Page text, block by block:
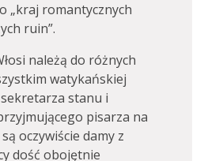
„kraj romantycznych
ruin”.
należą do różnych
watykańskiej
stanu i
pisarza na
oczywiście damy z
dość obojętnie